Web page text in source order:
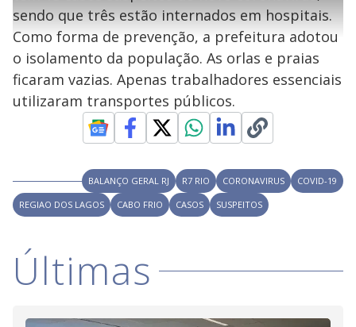
l
a
y
V
i
d
e
e
g
n
d
s
0
s
e
u
n
o
s
n h
a
sendo que três estão internados em hospitais.
Como forma de prevenção, a prefeitura adotou
o isolamento da população. As orlas e praias
ficaram vazias. Apenas trabalhadores essenciais
utilizaram transportes públicos.
BALANÇO GERAL RJ R7 RIO CORONAVIRUS
COVID-19
REGIAO DOS LAGOS
CABO FRIO CASOS SUSPEITOS
Últimas